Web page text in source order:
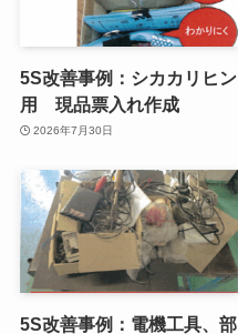
5S改善事例：シカカリヒン
用 現品票入れ作成
2026年7月30日
5S改善事例：電機工具、部